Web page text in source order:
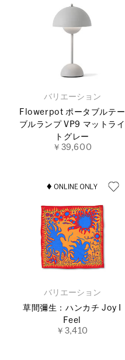
バリエーション
Flowerpot ポータブルテー
ブルランプ VP9 マットライ
トグレー
￥39,600
バリエーション
草間彌生：ハンカチ Joy I
Feel
￥3,410